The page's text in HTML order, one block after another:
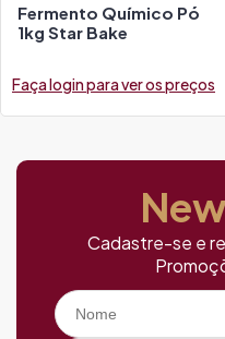
Fermento Químico Pó
1kg Star Bake
Faça login para ver os preços
Cadastre-se e